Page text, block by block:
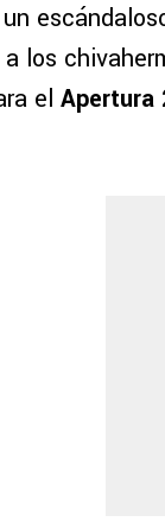
los
el Apertura